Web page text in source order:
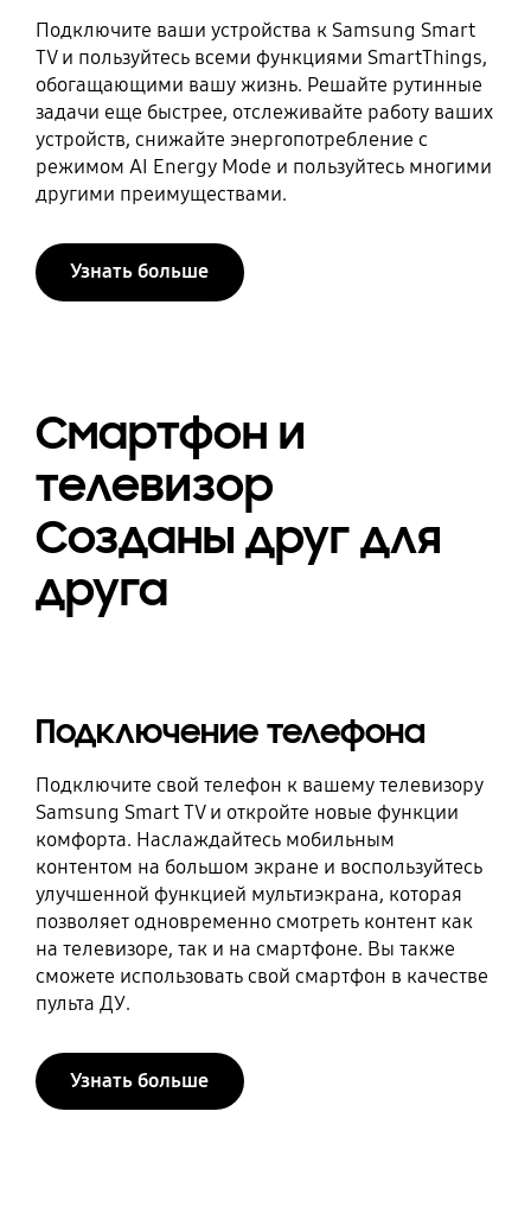
Подключите ваши устройства к Samsung Smart
TV и пользуйтесь всеми функциями SmartThings,
обогащающими вашу жизнь. Решайте рутинные
задачи еще быстрее, отслеживайте работу ваших
устройств, снижайте энергопотребление с
режимом AI Energy Mode и пользуйтесь многими
другими преимуществами.
Узнать больше
Смартфон и
телевизор
Созданы друг для
друга
Подключение телефона
Подключите свой телефон к вашему телевизору
Samsung Smart TV и откройте новые функции
комфорта. Наслаждайтесь мобильным
контентом на большом экране и воспользуйтесь
улучшенной функцией мультиэкрана, которая
позволяет одновременно смотреть контент как
на телевизоре, так и на смартфоне. Вы также
сможете использовать свой смартфон в качестве
пульта ДУ.
Узнать больше